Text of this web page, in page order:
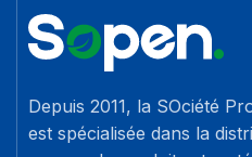
Depuis 2011, la SOciété
est spécialisée dans la